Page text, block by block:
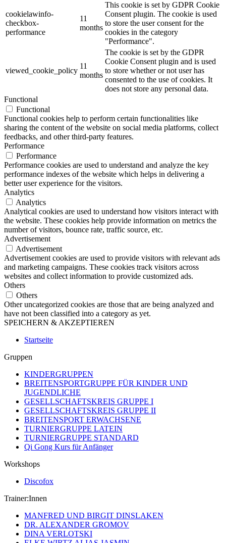
cookielawinfo-
checkbox-
performance
11
months
This cookie is set by GDPR Cookie
Consent plugin. The cookie is used
to store the user consent for the
cookies in the category
"Performance".
viewed_cookie_policy
11
months
The cookie is set by the GDPR
Cookie Consent plugin and is used
to store whether or not user has
consented to the use of cookies. It
does not store any personal data.
Functional
Functional
Functional cookies help to perform certain functionalities like
sharing the content of the website on social media platforms, collect
feedbacks, and other third-party features.
Performance
Performance
Performance cookies are used to understand and analyze the key
performance indexes of the website which helps in delivering a
better user experience for the visitors.
Analytics
Analytics
Analytical cookies are used to understand how visitors interact with
the website. These cookies help provide information on metrics the
number of visitors, bounce rate, traffic source, etc.
Advertisement
Advertisement
Advertisement cookies are used to provide visitors with relevant ads
and marketing campaigns. These cookies track visitors across
websites and collect information to provide customized ads.
Others
Others
Other uncategorized cookies are those that are being analyzed and
have not been classified into a category as yet.
SPEICHERN & AKZEPTIEREN
Startseite
Gruppen
KINDERGRUPPEN
BREITENSPORTGRUPPE FÜR KINDER UND
JUGENDLICHE
GESELLSCHAFTSKREIS GRUPPE I
GESELLSCHAFTSKREIS GRUPPE II
BREITENSPORT ERWACHSENE
TURNIERGRUPPE LATEIN
TURNIERGRUPPE STANDARD
Qi Gong Kurs für Anfänger
Workshops
Discofox
Trainer:Innen
MANFRED UND BIRGIT DINSLAKEN
DR. ALEXANDER GROMOV
DINA VERLOTSKI